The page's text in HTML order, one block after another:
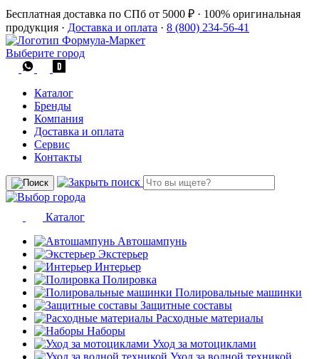
Бесплатная доставка по СПб от 5000 ₽ · 100% оригинальная
продукция · Доставка и оплата · 8 (800) 234-56-41
Выберите город
Каталог
Бренды
Компания
Доставка и оплата
Сервис
Контакты
Каталог
Автошампунь
Экстерьер
Интерьер
Полировка
Полировальные машинки
Защитные составы
Расходные материалы
Наборы
Уход за мотоциклами
Уход за водной техникой